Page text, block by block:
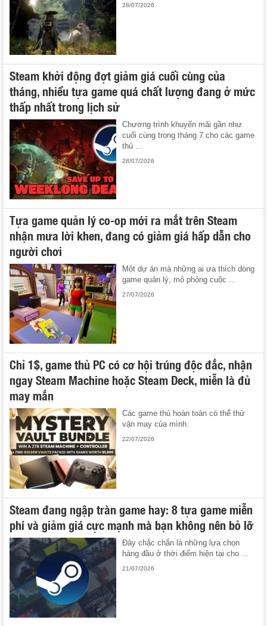
28/07/2026
Steam khởi động đợt giảm giá cuối cùng của
tháng, nhiều tựa game quá chất lượng đang ở mức
thấp nhất trong lịch sử
Chương trình khuyến mãi gần như
cuối cùng trong tháng 7 cho các game
thủ ...
28/07/2026
Tựa game quản lý co-op mới ra mắt trên Steam
nhận mưa lời khen, đang có giảm giá hấp dẫn cho
người chơi
Một dự án mà những ai ưa thích dòng
game quản lý, mô phỏng cuộc ...
27/07/2026
Chỉ 1$, game thủ PC có cơ hội trúng độc đắc, nhận
ngay Steam Machine hoặc Steam Deck, miễn là đủ
may mắn
Các game thủ hoàn toàn có thể thử
vận may của mình.
22/07/2026
Steam đang ngập tràn game hay: 8 tựa game miễn
phí và giảm giá cực mạnh mà bạn không nên bỏ lỡ
Đây chắc chắn là những lựa chọn
hàng đầu ở thời điểm hiện tại cho ...
21/07/2026